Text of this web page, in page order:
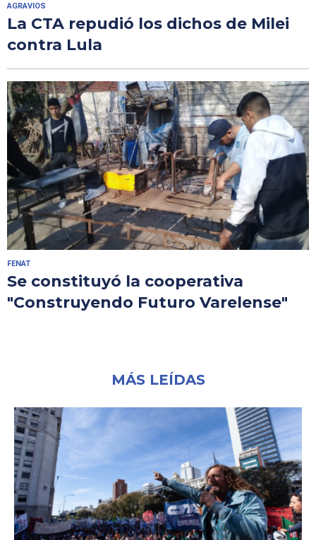
AGRAVIOS
La CTA repudió los dichos de Milei
contra Lula
FENAT
Se constituyó la cooperativa
"Construyendo Futuro Varelense"
MÁS LEÍDAS